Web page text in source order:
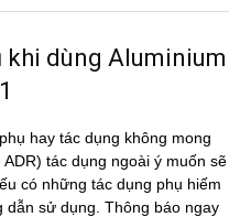
khi dùng Aluminium
hay tác dụng không mong
tác dụng ngoài ý muốn sẽ
có những tác dụng phụ hiếm
sử dụng. Thông báo ngay